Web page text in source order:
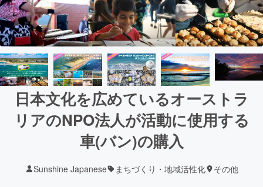
日本文化を広めているオーストラ
リアのNPO法人が活動に使用する
車(バン)の購入
Sunshine Japanese まちづくり・地域活性化 その他